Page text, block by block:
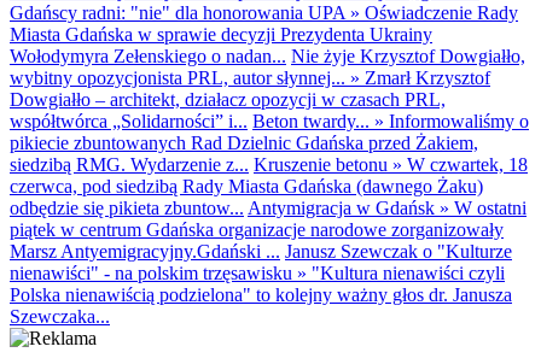
Gdańscy radni: "nie" dla honorowania UPA » Oświadczenie Rady
Miasta Gdańska w sprawie decyzji Prezydenta Ukrainy
Wołodymyra Zełenskiego o nadan... Nie żyje Krzysztof Dowgiałło,
wybitny opozycjonista PRL, autor słynnej... » Zmarł Krzysztof
Dowgiałło – architekt, działacz opozycji w czasach PRL,
współtwórca „Solidarności” i... Beton twardy... » Informowaliśmy o
pikiecie zbuntowanych Rad Dzielnic Gdańska przed Żakiem,
siedzibą RMG. Wydarzenie z... Kruszenie betonu » W czwartek, 18
czerwca, pod siedzibą Rady Miasta Gdańska (dawnego Żaku)
odbędzie się pikieta zbuntow... Antymigracja w Gdańsk » W ostatni
piątek w centrum Gdańska organizacje narodowe zorganizowały
Marsz Antyemigracyjny.Gdański ... Janusz Szewczak o "Kulturze
nienawiści" - na polskim trzęsawisku » "Kultura nienawiści czyli
Polska nienawiścią podzielona" to kolejny ważny głos dr. Janusza
Szewczaka...